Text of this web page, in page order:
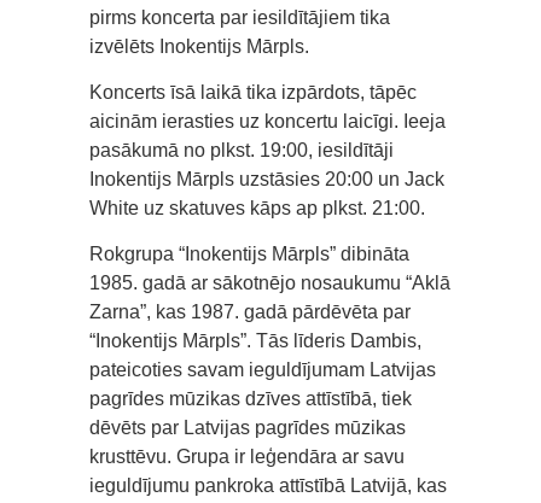
pirms koncerta par iesildītājiem tika
izvēlēts Inokentijs Mārpls.
Koncerts īsā laikā tika izpārdots, tāpēc
aicinām ierasties uz koncertu laicīgi. Ieeja
pasākumā no plkst. 19:00, iesildītāji
Inokentijs Mārpls uzstāsies 20:00 un Jack
White uz skatuves kāps ap plkst. 21:00.
Rokgrupa “Inokentijs Mārpls” dibināta
1985. gadā ar sākotnējo nosaukumu “Aklā
Zarna”, kas 1987. gadā pārdēvēta par
“Inokentijs Mārpls”. Tās līderis Dambis,
pateicoties savam ieguldījumam Latvijas
pagrīdes mūzikas dzīves attīstībā, tiek
dēvēts par Latvijas pagrīdes mūzikas
krusttēvu. Grupa ir leģendāra ar savu
ieguldījumu pankroka attīstībā Latvijā, kas